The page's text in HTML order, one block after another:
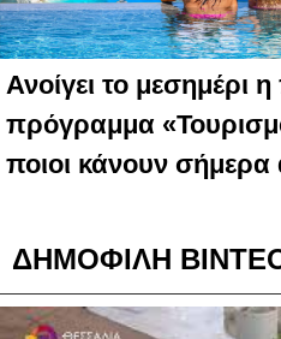
Ανοίγει το μεσημέρι
πρόγραμμα
ποιοι κάνουν σήμερα
ΔΗΜΟΦΙΛΗ